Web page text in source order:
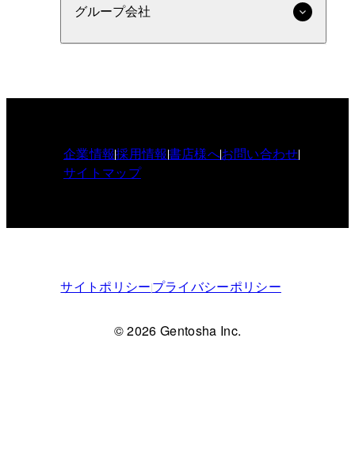
グループ会社
企業情報採用情報書店様へお問い合わせ
サイトマップ
サイトポリシープライバシーポリシー
© 2026 Gentosha Inc.